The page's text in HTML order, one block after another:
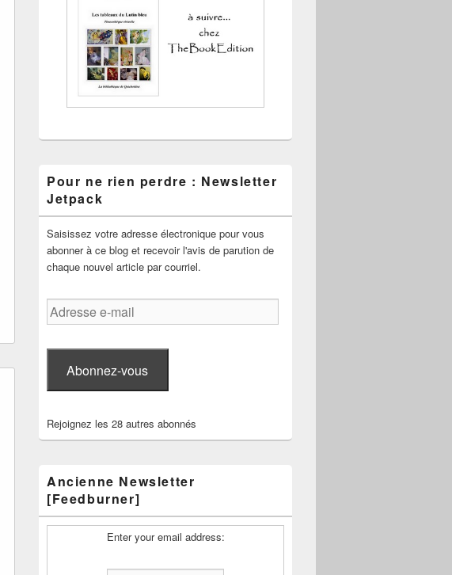
Pour ne rien perdre : Newsletter
Jetpack
Saisissez votre adresse électronique pour vous
abonner à ce blog et recevoir l'avis de parution de
chaque nouvel article par courriel.
Adresse
e-
Abonnez-vous
Rejoignez les 28 autres abonnés
Ancienne Newsletter
[Feedburner]
Enter your email address: